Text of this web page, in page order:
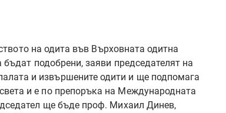
на одита във Върховната одитна
подобрени, заяви председателят на
и извършените одити и ще подпомага
и е по препоръка на Международната
ще бъде проф. Михаил Динев,